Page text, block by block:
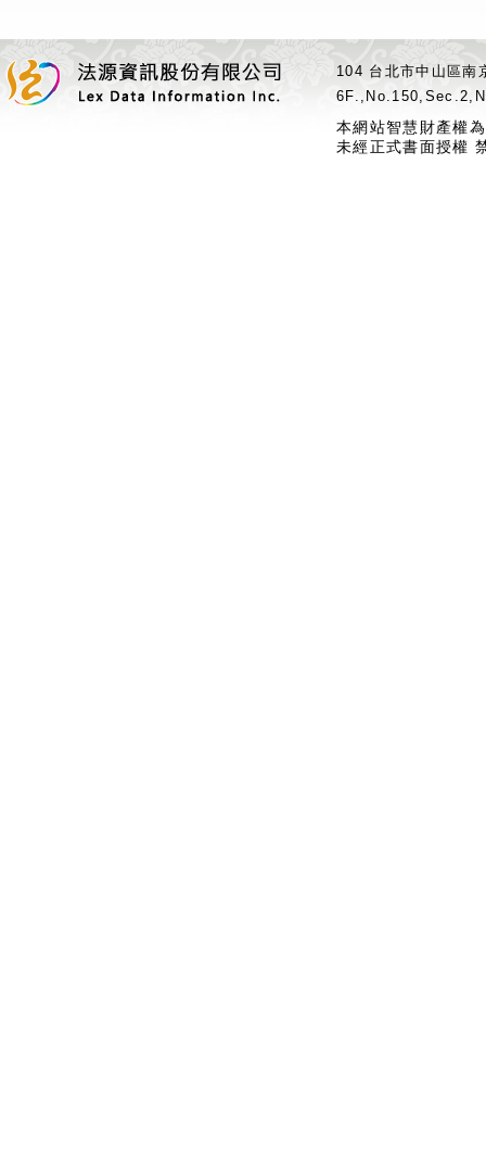
104 台北市中山區
本網站智慧財產權
未經正式書面授權